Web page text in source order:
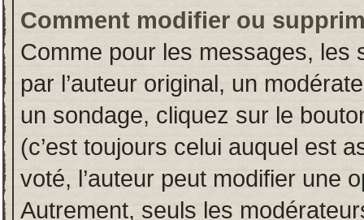
Comment modifier ou
Comme pour les messages, les
par l’auteur original, un
un sondage, cliquez sur le
(c’est toujours celui auquel est
voté, l’auteur peut modifier une
Autrement, seuls les